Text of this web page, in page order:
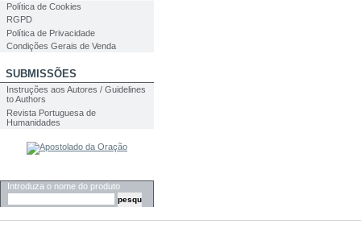
Política de Cookies
RGPD
Política de Privacidade
Condições Gerais de Venda
SUBMISSÕES
Instruções aos Autores / Guidelines
to Authors
Revista Portuguesa de
Humanidades
Introduza o nome do produto